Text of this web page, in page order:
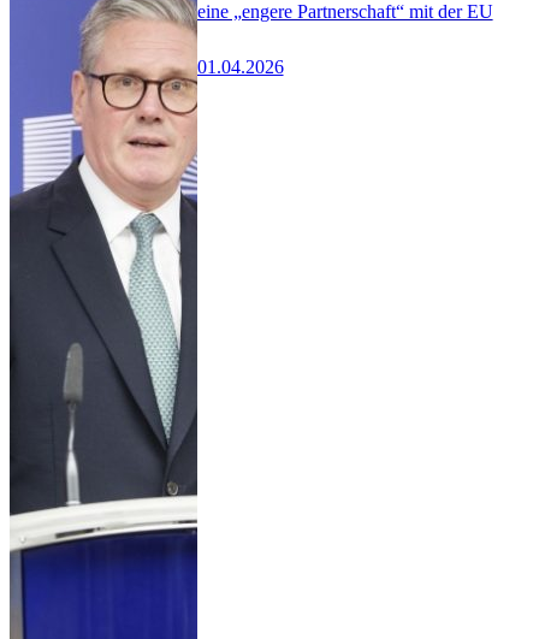
eine „engere Partnerschaft“ mit der EU
01.04.2026